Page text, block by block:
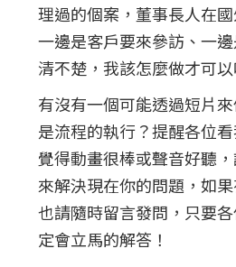
理過的個案，董事長人在
一邊是客戶要來參訪、一
清不楚，我該怎麼做才可以
有沒有一個可能透過短片
是流程的執行？提醒各位
覺得動畫很棒或聲音好聽
來解決現在你的問題，如
也請隨時留言發問，只要
定會立馬的解答！